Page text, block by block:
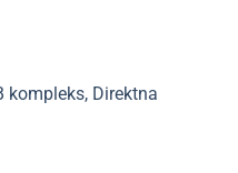
kompleks, Direktna